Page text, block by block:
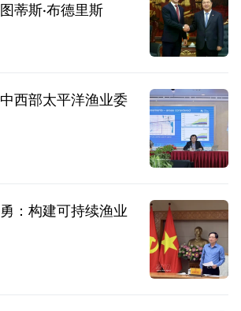
蒂斯·布德里斯
西部太平洋渔业委
：构建可持续渔业